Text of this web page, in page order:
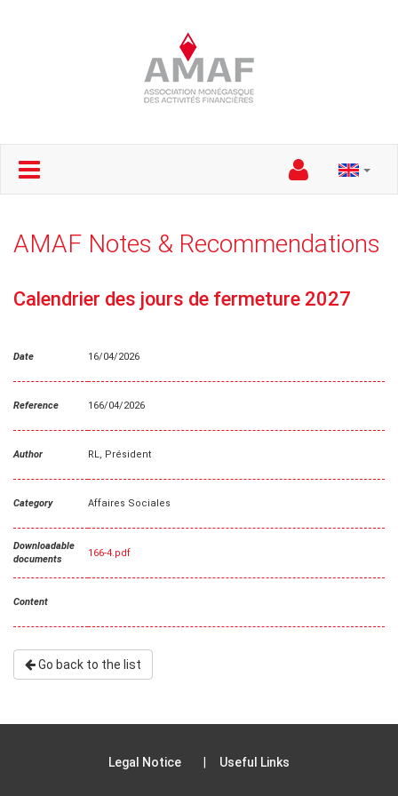
AMAF Notes & Recommendations
Calendrier des jours de fermeture 2027
Date 16/04/2026
Reference 166/04/2026
Author RL, Président
Category Affaires Sociales
Downloadable
documents
166-4.pdf
Content
Go back to the list
Legal Notice Useful Links